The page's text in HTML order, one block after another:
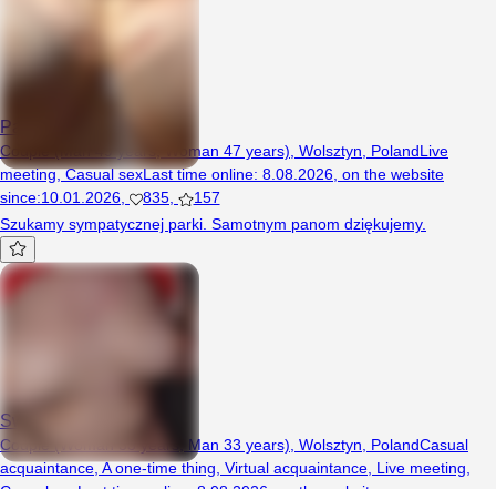
Parkaa345
Couple (Man 49 years, Woman 47 years), Wolsztyn, PolandLive
meeting,Casual sexLast time online: 8.08.2026 on the website
since:10.01.2026 835
157
Szukamy sympatycznej parki. Samotnym panom dziękujemy.
Swingpara93
Couple (Woman 33 years, Man 33 years), Wolsztyn, PolandCasual
acquaintance,A one-time thing Virtual acquaintance Live meeting